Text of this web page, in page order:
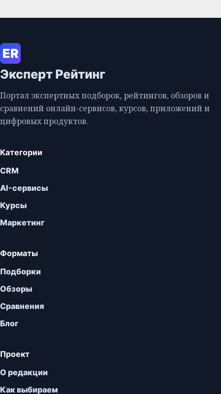
ER
Эксперт Рейтинг
Портал экспертных подборок, рейтингов, обзоров и
сравнений онлайн-сервисов, курсов, приложений и
цифровых продуктов.
Категории
CRM
AI-сервисы
Курсы
Маркетинг
Форматы
Подборки
Обзоры
Сравнения
Блог
Проект
О редакции
Как выбираем